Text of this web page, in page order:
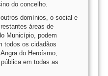
do concelho.
domínios, o social e
áreas de
Município, podem
todos os cidadãos
do Heroísmo,
em todas as